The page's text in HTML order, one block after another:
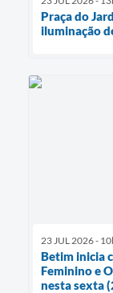
Praça do
iluminação
23 JUL 2026 -
Betim inicia
Feminino e
nesta sexta